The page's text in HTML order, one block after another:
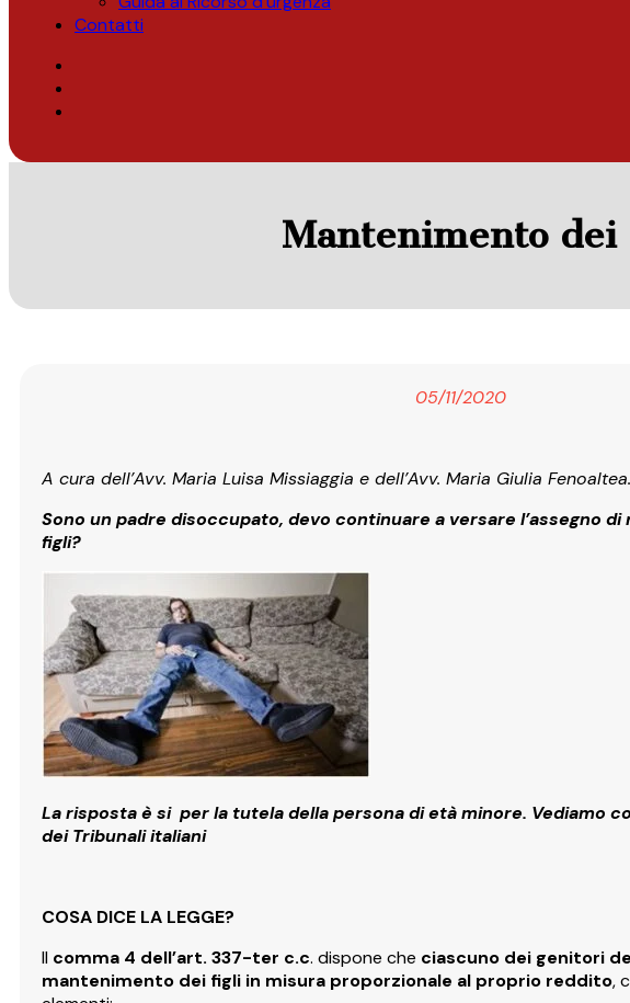
Contatti
Mantenimento dei
05/11/2020
A cura dell’Avv. Maria Luisa Missiaggia e dell’Avv. Maria Giulia Fenoaltea.
Sono un padre disoccupato, devo continuare a versare l’assegno
figli?
La risposta è si per la tutela della persona di età minore. Vediamo
dei Tribunali italiani
COSA DICE LA LEGGE?
Il comma 4 dell’art. 337-ter c.c. dispone che ciascuno dei genitori
mantenimento dei figli in misura proporzionale al proprio reddito,